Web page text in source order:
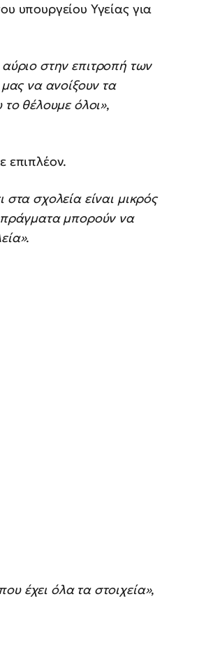
υπουργείου Υγείας για
στην επιτροπή των
να ανοίξουν τα
το θέλουμε όλοι»,
επιπλέον.
σχολεία είναι μικρός
πράγματα μπορούν να
.
έχει όλα τα στοιχεία»,